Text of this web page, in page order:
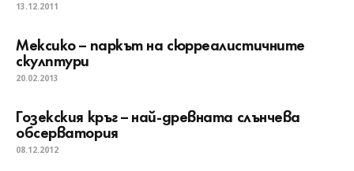
13.12.2011
Мексико – паркът на сюрреалистичните
скулптури
20.02.2013
Гозекския кръг – най-древната слънчева
обсерватория
08.12.2012